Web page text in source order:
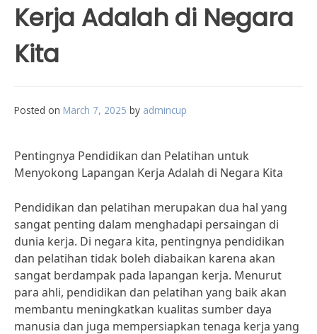
Kerja Adalah di Negara
Kita
Posted on March 7, 2025 by admincup
Pentingnya Pendidikan dan Pelatihan untuk
Menyokong Lapangan Kerja Adalah di Negara Kita
Pendidikan dan pelatihan merupakan dua hal yang
sangat penting dalam menghadapi persaingan di
dunia kerja. Di negara kita, pentingnya pendidikan
dan pelatihan tidak boleh diabaikan karena akan
sangat berdampak pada lapangan kerja. Menurut
para ahli, pendidikan dan pelatihan yang baik akan
membantu meningkatkan kualitas sumber daya
manusia dan juga mempersiapkan tenaga kerja yang